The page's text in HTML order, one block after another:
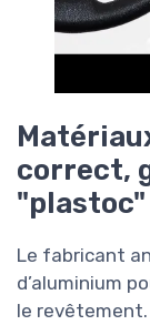
correct,
"plastoc"
Le fabricant
d’aluminium
le revêtement.